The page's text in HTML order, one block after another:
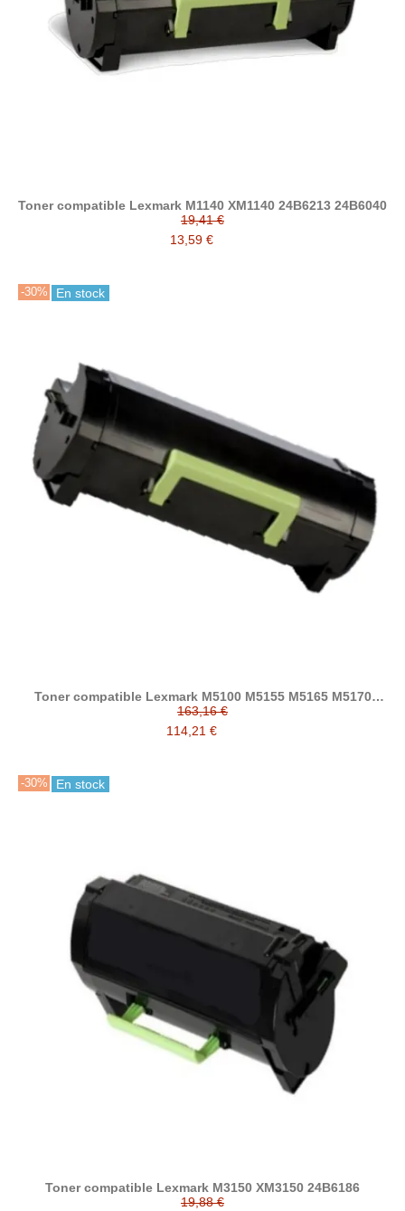
Toner compatible Lexmark M1140 XM1140 24B6213 24B6040
19,41 €
13,59 €
-30% En stock
Toner compatible Lexmark M5100 M5155 M5165 M5170
XM5100 XM5163 XM5170 24B6015 24B6025
163,16 €
114,21 €
-30% En stock
Toner compatible Lexmark M3150 XM3150 24B6186
19,88 €